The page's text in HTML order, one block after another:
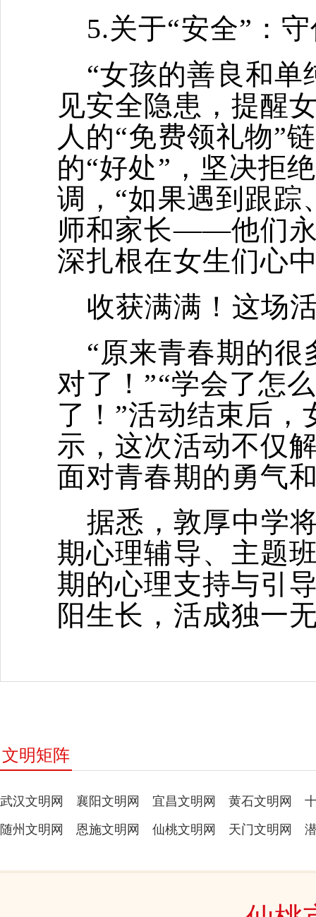
5.关于“安全”：
“女孩的善良和
见安全隐患，提醒
人的“免费领礼物”
的“好处”，坚决拒
调，“如果遇到跟
师和家长——他们永
深扎根在女生们心
收获满满！这场
“原来青春期的
对了！”“学会了怎
了！”活动结束后
示，这次活动不仅
面对青春期的勇气
据悉，敦厚中学
期心理辅导、主题
期的心理支持与引
阳生长，活成独一
文明矩阵
武汉文明网 襄阳文明网 宜昌文明网 黄石文明网
随州文明网
恩施文明网 仙桃文明网 天门文明网